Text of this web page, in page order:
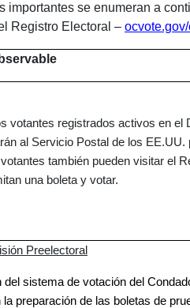
importantes se enumeran a
Registro Electoral –
votantes registrados activos en el
al Servicio Postal de los EE.UU.
también pueden visitar el
una boleta y votar.
Preelectoral
del sistema de votación del
preparación de las boletas de